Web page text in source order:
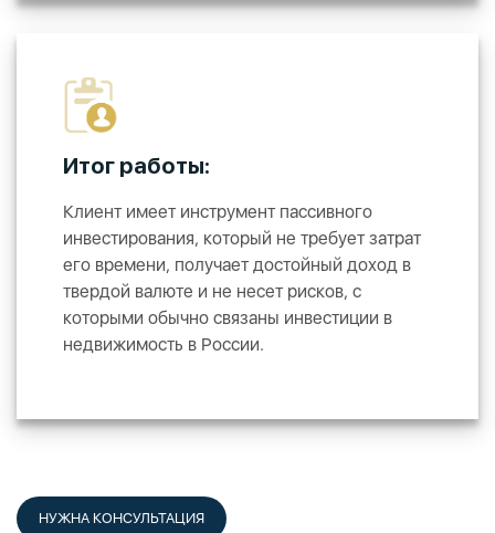
Итог работы:
Клиент имеет инструмент пассивного
инвестирования, который не требует затрат
его времени, получает достойный доход в
твердой валюте и не несет рисков, с
которыми обычно связаны инвестиции в
недвижимость в России.
НУЖНА КОНСУЛЬТАЦИЯ